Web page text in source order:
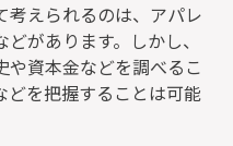
考えられるのは、アパレ
があります。しかし、
や資本金などを調べるこ
どを把握することは可能